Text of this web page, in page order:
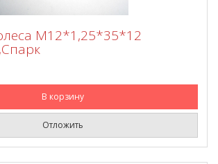
М12*1,25*35*12
В корзину
Отложить